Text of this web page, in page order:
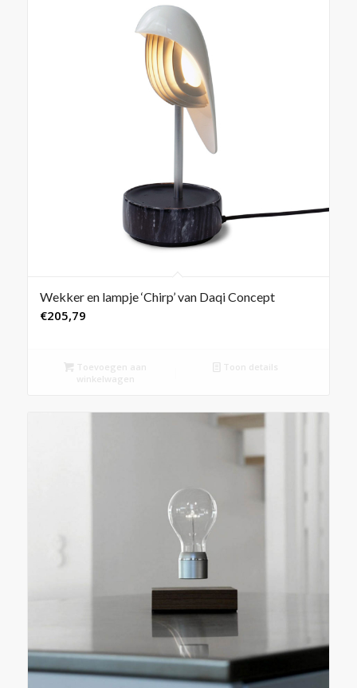
Wekker en lampje ‘Chirp’ van Daqi Concept
€205,79
Toevoegen aan
winkelwagen
Toon details